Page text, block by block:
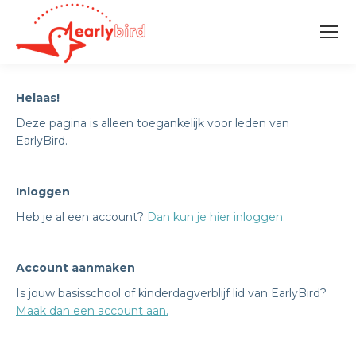
Helaas!
Deze pagina is alleen toegankelijk voor leden van
EarlyBird.
Inloggen
Heb je al een account? Dan kun je hier inloggen.
Account aanmaken
Is jouw basisschool of kinderdagverblijf lid van EarlyBird?
Maak dan een account aan.